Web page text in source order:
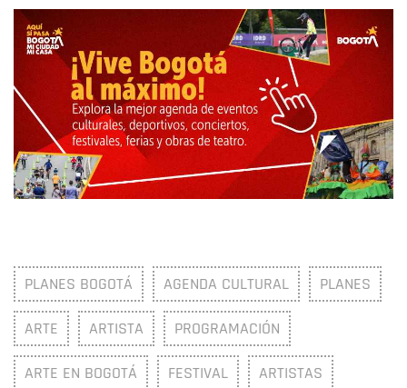
PLANES BOGOTÁ AGENDA CULTURAL PLANES
ARTE ARTISTA PROGRAMACIÓN
ARTE EN BOGOTÁ FESTIVAL ARTISTAS